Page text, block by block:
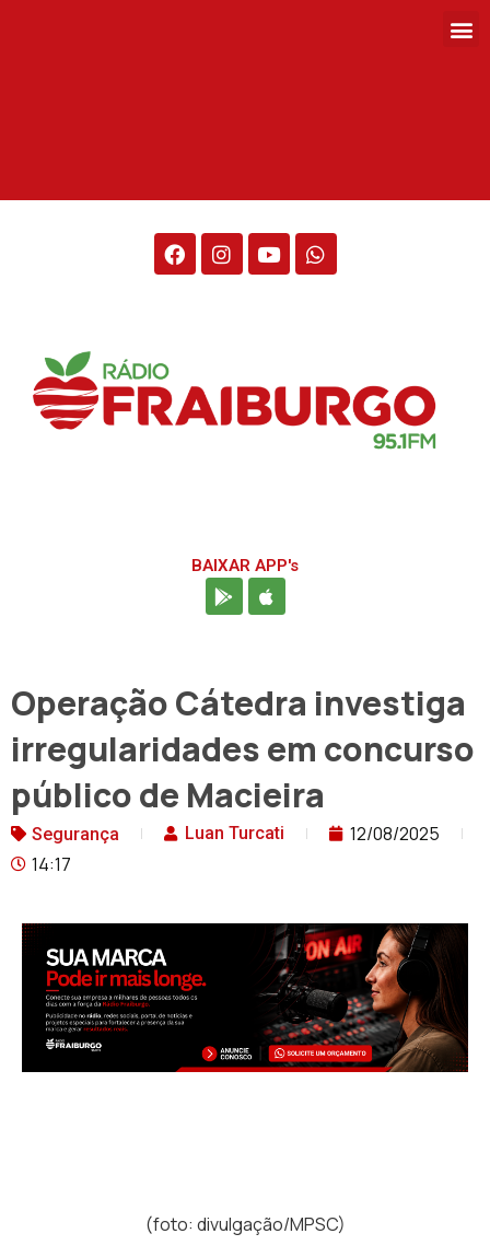
BAIXAR APP's
Operação Cátedra investiga
irregularidades em concurso
público de Macieira
Segurança Luan Turcati
12/08/2025
14:17
(foto: divulgação/MPSC)